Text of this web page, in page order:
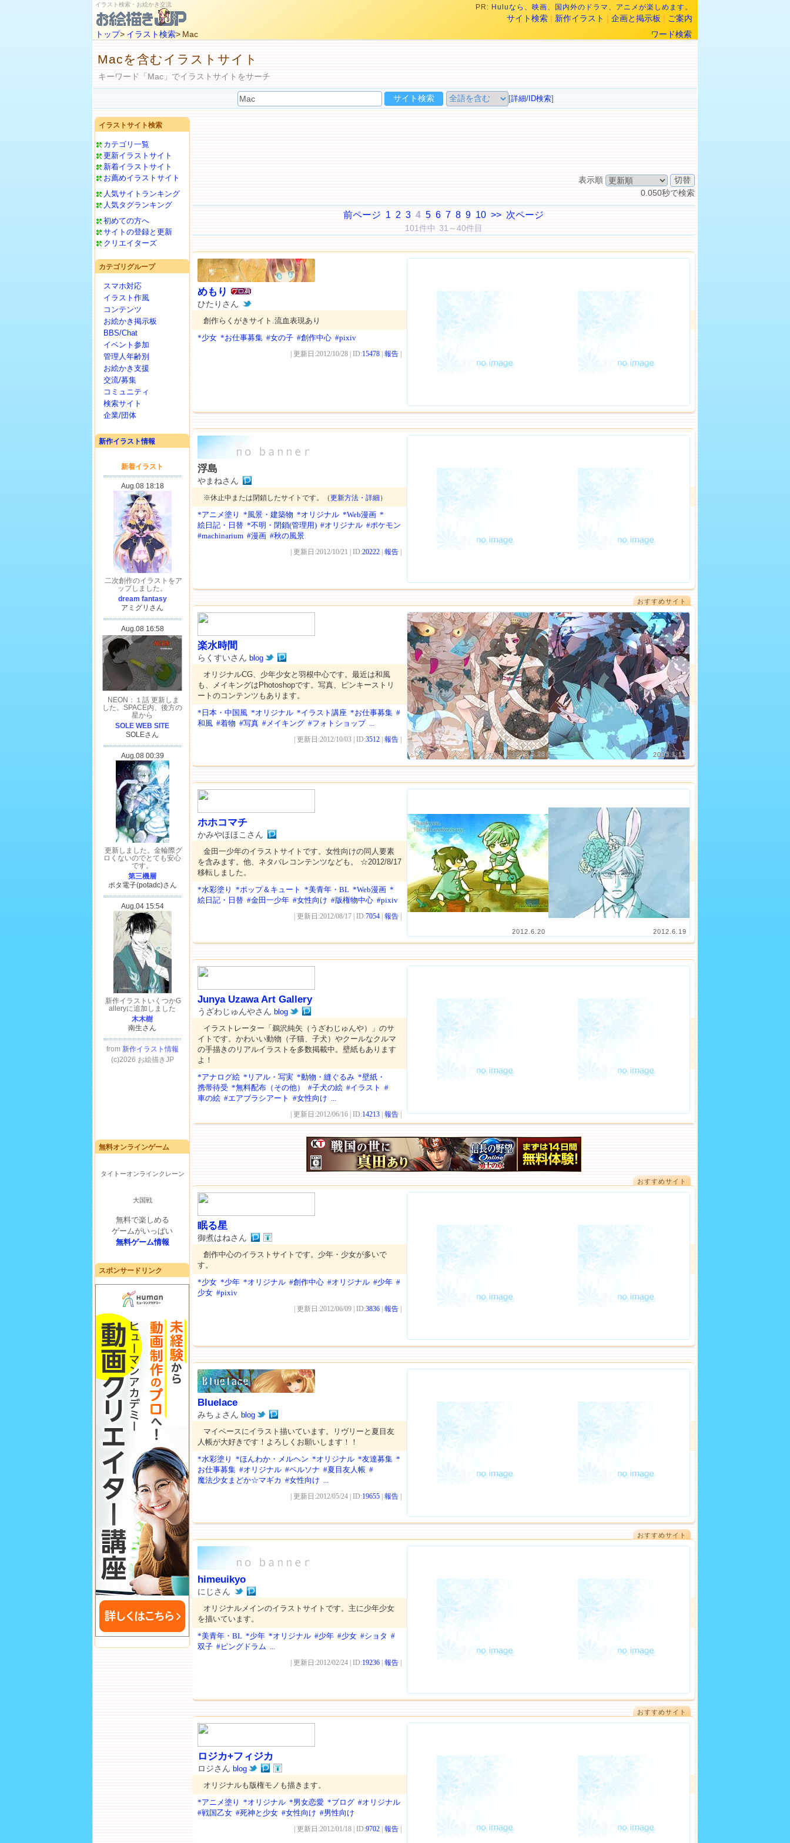
イラスト検索・お絵かき交流 PR: Huluなら、映画、国内外のドラマ、アニメが楽しめます。
サイト検索 | 新作イラスト | 企画と掲示板 | ご案内
トップ> イラスト検索> Mac ワード検索
Macを含むイラストサイト
キーワード「Mac」でイラストサイトをサーチ
[詳細/ID検索]
イラストサイト検索
カテゴリ一覧
更新イラストサイト
新着イラストサイト
お薦めイラストサイト
人気サイトランキング
人気タグランキング
初めての方へ
サイトの登録と更新
クリエイターズ
カテゴリグループ
スマホ対応
イラスト作風
コンテンツ
お絵かき掲示板
BBS/Chat
イベント参加
管理人年齢別
お絵かき支援
交流/募集
コミュニティ
検索サイト
企業/団体
新作イラスト情報
無料オンラインゲーム
タイトーオンラインクレーン
大国戦
無料で楽しめる
ゲームがいっぱい
無料ゲーム情報
スポンサードリンク
表示順
0.050秒で検索
前ページ 1 2 3 4 5 6 7 8 9 10 >> 次ページ
101件中 31～40件目
めもり
ひたりさん
創作らくがきサイト.流血表現あり
*少女 *お仕事募集 #女の子 #創作中心 #pixiv
| 更新日:2012/10/28 | ID:15478 報告
浮島
やまねさん
※休止中または閉鎖したサイトです。（更新方法・詳細 ）
*アニメ塗り *風景・建築物 *オリジナル *Web漫画 *
絵日記・日替 *不明・閉鎖(管理用) #オリジナル #ポケモン
#machinarium #漫画 #秋の風景
| 更新日:2012/10/21 | ID:20222 報告
おすすめサイト
2013.5.28 2013.1.12
楽水時間
らくすいさん blog
オリジナルCG、少年少女と羽根中心です。最近は和風
も、メイキングはPhotoshopです。写真、ピンキーストリ
ートのコンテンツもあります。
*日本・中国風 *オリジナル *イラスト講座 *お仕事募集 #
和風 #着物 #写真 #メイキング #フォトショップ ...
| 更新日:2012/10/03 | ID:3512 報告
2012.6.20 2012.6.19
ホホコマチ
かみやほほこさん
金田一少年のイラストサイトです。女性向けの同人要素
を含みます。他、ネタバレコンテンツなども。 ☆2012/8/17
移転しました。
*水彩塗り *ポップ＆キュート *美青年・BL *Web漫画 *
絵日記・日替 #金田一少年 #女性向け #版権物中心 #pixiv
| 更新日:2012/08/17 | ID:7054 報告
Junya Uzawa Art Gallery
うざわじゅんやさん blog
イラストレーター「鵜沢純矢（うざわじゅんや）」のサ
イトです。かわいい動物（子猫、子犬）やクールなクルマ
の手描きのリアルイラストを多数掲載中。壁紙もあります
よ！
*アナログ絵 *リアル・写実 *動物・縫ぐるみ *壁紙・
携帯待受 *無料配布（その他） #子犬の絵 #イラスト #
車の絵 #エアブラシアート #女性向け ...
| 更新日:2012/06/16 | ID:14213 報告
おすすめサイト
眠る星
御煮はねさん
創作中心のイラストサイトです。少年・少女が多いで
す。
*少女 *少年 *オリジナル #創作中心 #オリジナル #少年 #
少女 #pixiv
| 更新日:2012/06/09 | ID:3836 報告
Bluelace
みちょさん blog
マイペースにイラスト描いています。リヴリーと夏目友
人帳が大好きです！よろしくお願いします！！
*水彩塗り *ほんわか・メルヘン *オリジナル *友達募集 *
お仕事募集 #オリジナル #ペルソナ #夏目友人帳 #
魔法少女まどか☆マギカ #女性向け ...
| 更新日:2012/05/24 | ID:19655 報告
おすすめサイト
himeuikyo
にじさん
オリジナルメインのイラストサイトです。主に少年少女
を描いています。
*美青年・BL *少年 *オリジナル #少年 #少女 #ショタ #
双子 #ピングドラム ...
| 更新日:2012/02/24 | ID:19236 報告
おすすめサイト
ロジカ+フィジカ
ロジさん blog
オリジナルも版権モノも描きます。
*アニメ塗り *オリジナル *男女恋愛 *ブログ #オリジナル
#戦国乙女 #死神と少女 #女性向け #男性向け
| 更新日:2012/01/18 | ID:9702 報告